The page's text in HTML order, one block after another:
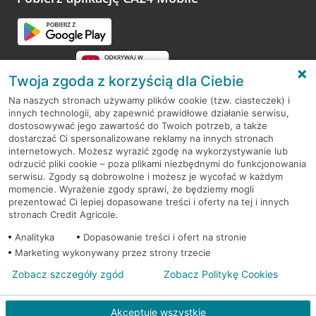
RODO
Regulamin serwisu
Mapa serwisu
PolitykaCookies
© 2026 Credit Agricole Bank Polska S.A. Wszelkie prawa zastrzeżone
Twoja zgoda z korzyścią dla Ciebie
Na naszych stronach używamy plików cookie (tzw. ciasteczek) i
innych technologii, aby zapewnić prawidłowe działanie serwisu,
dostosowywać jego zawartość do Twoich potrzeb, a także
dostarczać Ci spersonalizowane reklamy na innych stronach
internetowych. Możesz wyrazić zgodę na wykorzystywanie lub
odrzucić pliki cookie – poza plikami niezbędnymi do funkcjonowania
serwisu. Zgody są dobrowolne i możesz je wycofać w każdym
momencie. Wyrażenie zgody sprawi, że będziemy mogli
prezentować Ci lepiej dopasowane treści i oferty na tej i innych
stronach Credit Agricole.
Analityka
Dopasowanie treści i ofert na stronie
Marketing wykonywany przez strony trzecie
Akceptuję wszystkie
Zobacz szczegóły zgód Zobacz Politykę Cookies